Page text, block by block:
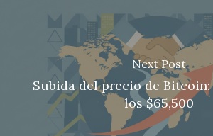
Next Post
Subida del precio de Bitcoin:
los $65,500